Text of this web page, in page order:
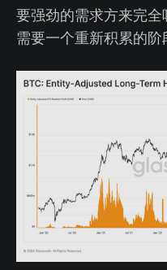
要强劲的需求方来完
需要一个重新积累的阶